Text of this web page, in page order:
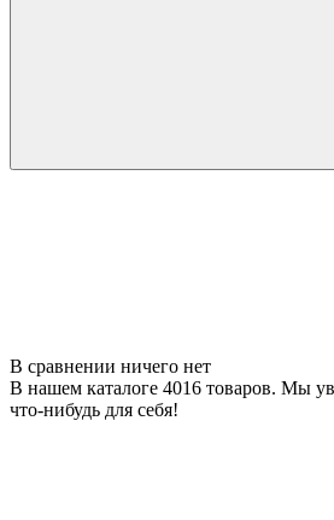
В сравнении ничего нет
В нашем каталоге 4016 товаров. Мы
что-нибудь для себя!